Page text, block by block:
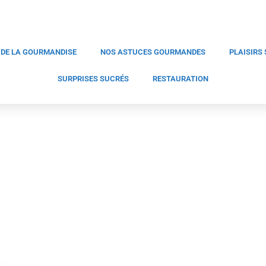
LA GOURMANDISE NOS ASTUCES GOURMANDES PLAISIRS
SURPRISES SUCRÉS RESTAURATION